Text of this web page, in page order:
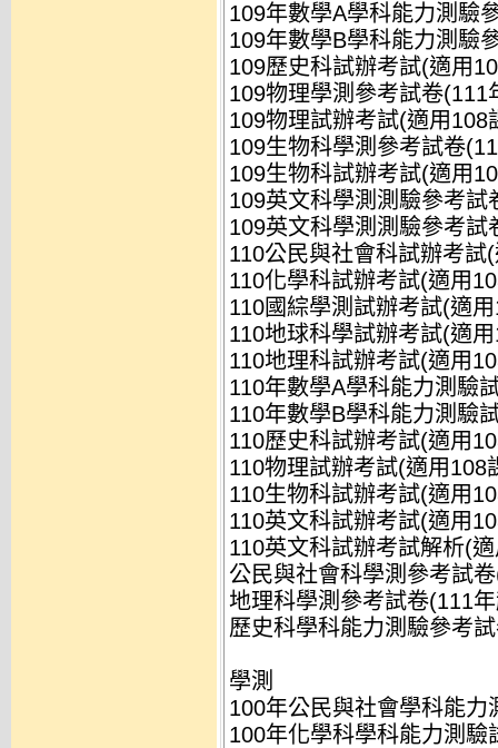
109年數學A學科能力測驗
109年數學B學科能力測驗
109歷史科試辦考試(適用
109物理學測參考試卷(111
109物理試辦考試(適用108
109生物科學測參考試卷
109生物科試辦考試(適用
109英文科學測測驗參考
109英文科學測測驗參考
110公民與社會科試辦考試
110化學科試辦考試(適用
110國綜學測試辦考試(適
110地球科學試辦考試(適
110地理科試辦考試(適用
110年數學A學科能力測驗
110年數學B學科能力測驗
110歷史科試辦考試(適用
110物理試辦考試(適用108
110生物科試辦考試(適用
110英文科試辦考試(適用
110英文科試辦考試解析(
公民與社會科學測參考試
地理科學測參考試卷(111
歷史科學科能力測驗參考
學測
100年公民與社會學科能力
100年化學科學科能力測驗